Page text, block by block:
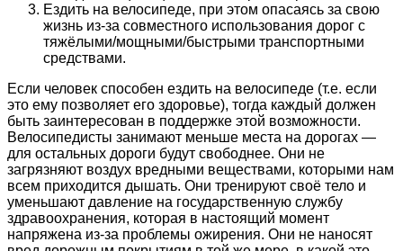
Ездить на велосипеде, при этом опасаясь за свою
жизнь из-за совместного использования дорог с
тяжёлыми/мощными/быстрыми транспортными
средствами.
Если человек способен ездить на велосипеде (т.е. если
это ему позволяет его здоровье), тогда каждый должен
быть заинтересован в поддержке этой возможности.
Велосипедисты занимают меньше места на дорогах —
для остальных дороги будут свободнее. Они не
загрязняют воздух вредными веществами, которыми нам
всем приходится дышать. Они тренируют своё тело и
уменьшают давление на государственную службу
здравоохранения, которая в настоящий момент
напряжена из-за проблемы ожирения. Они не наносят